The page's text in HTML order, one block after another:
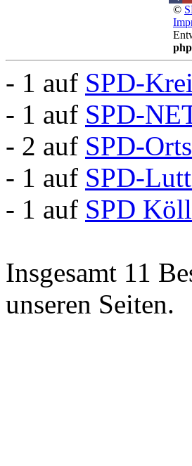
©
- 1 auf SPD-
- 1 auf SPD-
- 2 auf SPD-
- 1 auf SPD-
- 1 auf SPD
Insgesamt 11
unseren Seiten.